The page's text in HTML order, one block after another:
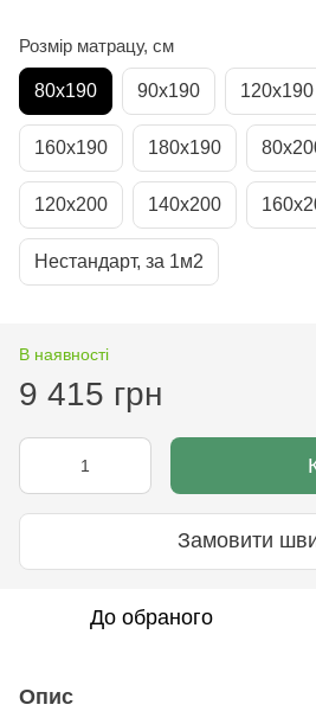
Розмір матрацу, см
80х190 90х190 120х190
160х190 180х190
120х200 140х200
Нестандарт, за 1м2
В наявності
9 415 грн
Замовити
До обраного
Опис